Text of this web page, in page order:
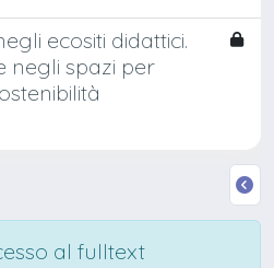
ecositi didattici.
negli spazi per
al fulltext